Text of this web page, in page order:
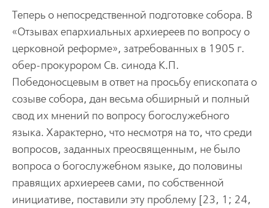
Теперь о непосредственной подготовке собора. В
«Отзывах епархиальных архиереев по вопросу о
церковной реформе», затребованных в 1905 г.
обер-прокурором Св. синода К.П.
Победоносцевым в ответ на просьбу епископата о
созыве собора, дан весьма обширный и полный
свод их мнений по вопросу богослужебного
языка. Характерно, что несмотря на то, что среди
вопросов, заданных преосвященным, не было
вопроса о богослужебном языке, до половины
правящих архиереев сами, по собственной
инициативе, поставили эту проблему [23, 1; 24,